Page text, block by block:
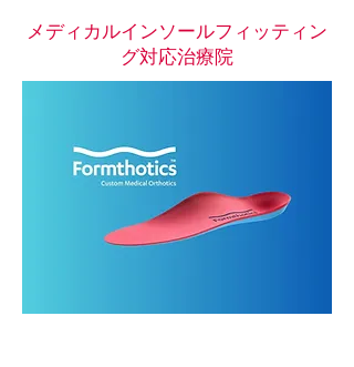
メディカルインソールフィッティン
グ対応治療院